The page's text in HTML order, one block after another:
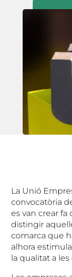
La Unió
convocatòria
es van crear
distingir
comarca que
alhora
la qualitat a